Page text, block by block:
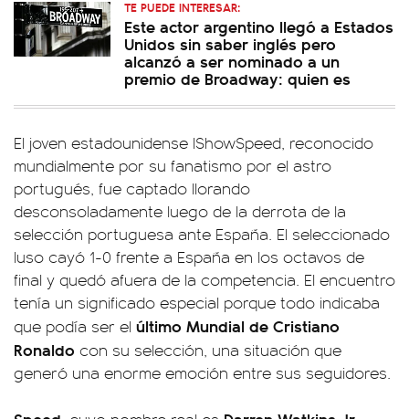
TE PUEDE INTERESAR:
Este actor argentino llegó a Estados
Unidos sin saber inglés pero
alcanzó a ser nominado a un
premio de Broadway: quien es
El joven estadounidense IShowSpeed, reconocido
mundialmente por su fanatismo por el astro
portugués, fue captado llorando
desconsoladamente luego de la derrota de la
selección portuguesa ante España. El seleccionado
luso cayó 1-0 frente a España en los octavos de
final y quedó afuera de la competencia. El encuentro
tenía un significado especial porque todo indicaba
que podía ser el último Mundial de Cristiano
Ronaldo con su selección, una situación que
generó una enorme emoción entre sus seguidores.